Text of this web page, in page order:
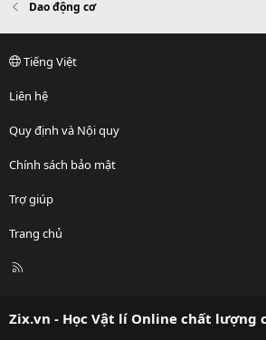
Dao động cơ
Tiếng Việt
Liên hệ
Quy định và Nội quy
Chính sách bảo mật
Trợ giúp
Trang chủ
R
Zix.vn - Học Vật lí Online chất lượng